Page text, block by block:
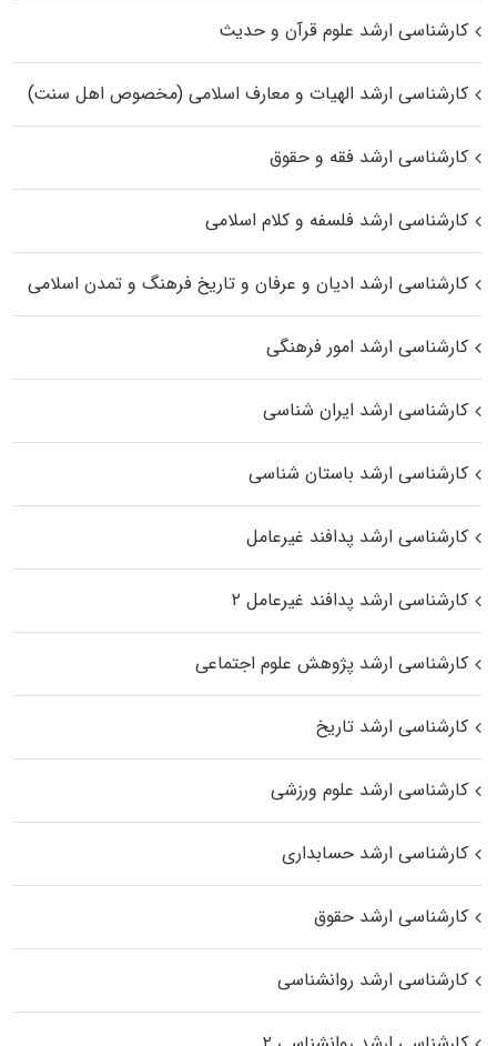
کارشناسی ارشد علوم قرآن و حدیث
کارشناسی ارشد الهیات و معارف اسلامی (مخصوص اهل سنت)
کارشناسی ارشد فقه و حقوق
کارشناسی ارشد فلسفه و کلام اسلامی
کارشناسی ارشد ادیان و عرفان و تاریخ فرهنگ و تمدن اسلامی
کارشناسی ارشد امور فرهنگی
کارشناسی ارشد ایران شناسی
کارشناسی ارشد باستان شناسی
کارشناسی ارشد پدافند غیرعامل
کارشناسی ارشد پدافند غیرعامل ۲
کارشناسی ارشد پژوهش علوم اجتماعی
کارشناسی ارشد تاریخ
کارشناسی ارشد علوم ورزشی
کارشناسی ارشد حسابداری
کارشناسی ارشد حقوق
کارشناسی ارشد روانشناسی